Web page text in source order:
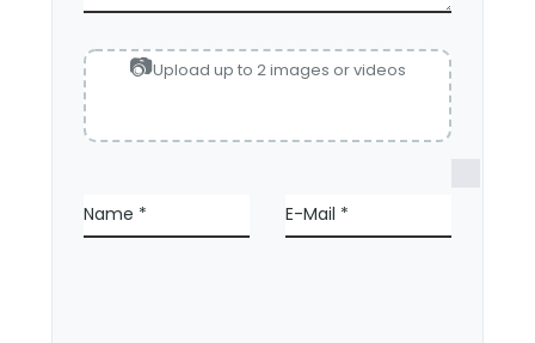
Upload up to 2 images or videos
Name * E-Mail *